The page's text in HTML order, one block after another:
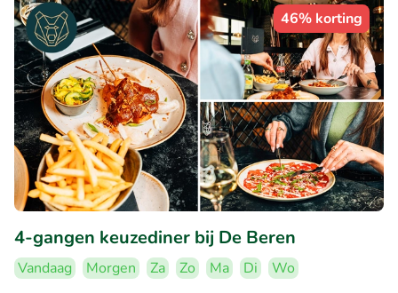
46% korting
4-gangen keuzediner bij De Beren
Vandaag Morgen Za Zo Ma Di
Wo